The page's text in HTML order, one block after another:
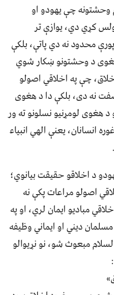
وحشتونه چې يهودو او
کړي دي، يوازې تر
محدود نه دي پاتې، بلکې
د وحشتونو ښکار شوي
چې په اخلاقي اصولو
نه دی، بلکې دا د هغوی
هغوی لومړنيو نسلونو ته ور
انسانان، يعنې الهي انبياء
د اخلاقو حقيقت بيانوي؛
اصولو مراعات پکې نه
مباديو ايمان لري، او په
ديني او ايماني وظيفه
مبعوث شو، نو نړيوالو